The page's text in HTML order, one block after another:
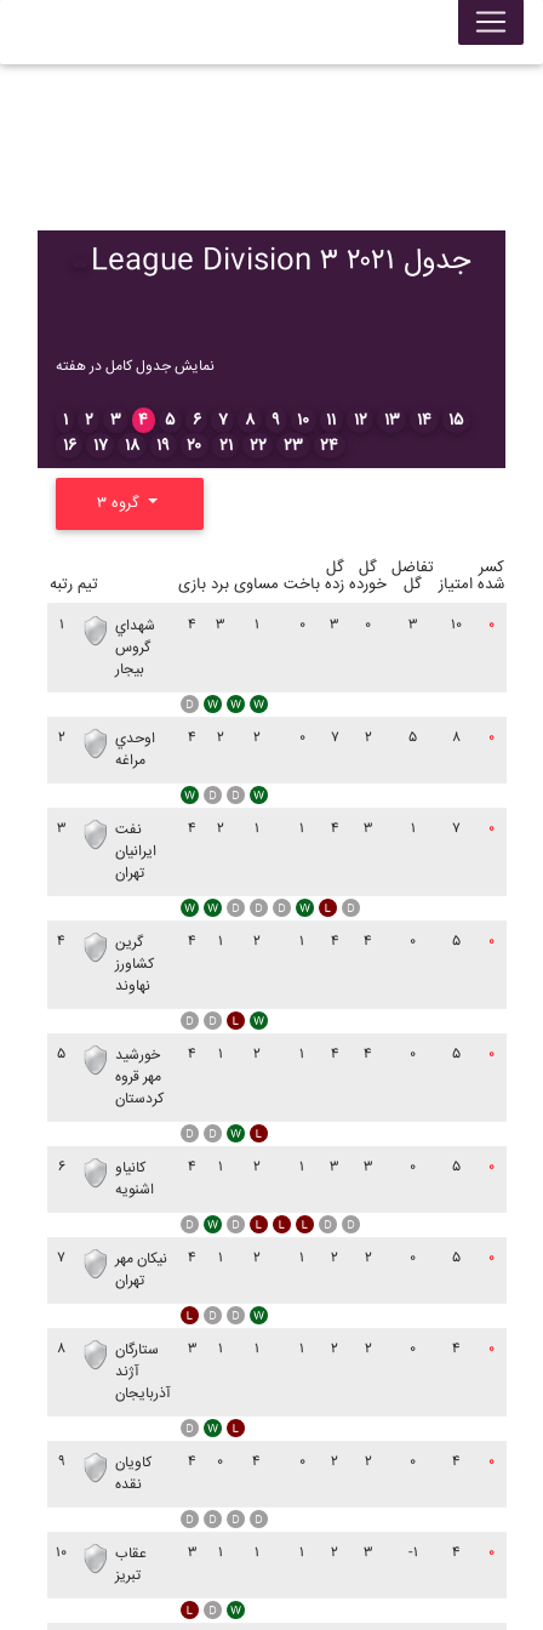
League Division ۳ ۲۰۲۱ جدول
نمایش جدول کامل در هفته
۱ ۲ ۳ ۴ ۵ ۶ ۷ ۸ ۹ ۱۰ ۱۱ ۱۲ ۱۳ ۱۴
۱۵
۱۶
۱۷ ۱۸ ۱۹ ۲۰ ۲۱ ۲۲ ۲۳ ۲۴
رتبه تیم بازی برد مساوی باخت
گل
زده
گل
خورده
تفاضل
گل امتیاز
کسر
شده
۱
شهداي
گروس
بيجار
۴ ۳ ۱ ۰ ۳ ۰ ۳ ۱۰ ۰
۲
اوحدي
مراغه
۴ ۲ ۲ ۰ ۷ ۲ ۵ ۸ ۰
۳
نفت
ايرانيان
تهران
۴ ۲ ۱ ۱ ۴ ۳ ۱ ۷ ۰
۴
گرين
کشاورز
نهاوند
۴ ۱ ۲ ۱ ۴ ۴ ۰ ۵ ۰
۵
خورشيد
مهر قروه
کردستان
۴ ۱ ۲ ۱ ۴ ۴ ۰ ۵ ۰
۶
کانياو
اشنويه
۴ ۱ ۲ ۱ ۳ ۳ ۰ ۵ ۰
۷
نيکان مهر
تهران
۴ ۱ ۲ ۱ ۲ ۲ ۰ ۵ ۰
۸
ستارگان
آژند
آذربايجان
۳ ۱ ۱ ۱ ۲ ۲ ۰ ۴ ۰
۹
کاويان
نقده
۴ ۰ ۴ ۰ ۲ ۲ ۰ ۴ ۰
۱۰
عقاب
تبريز
۳ ۱ ۱ ۱ ۲ ۳ -۱ ۴ ۰